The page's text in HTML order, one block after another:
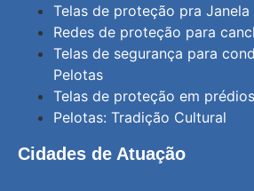
Telas de proteção pra Janela
Redes de proteção para
Telas de segurança para
Pelotas
Telas de proteção em
Pelotas: Tradição Cultural
Cidades de Atuação